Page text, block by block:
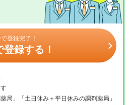
登録完了！
登録する！
局」「土日休み＋平日休みの調剤薬局」